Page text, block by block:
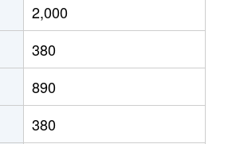
2,000
380
890
380